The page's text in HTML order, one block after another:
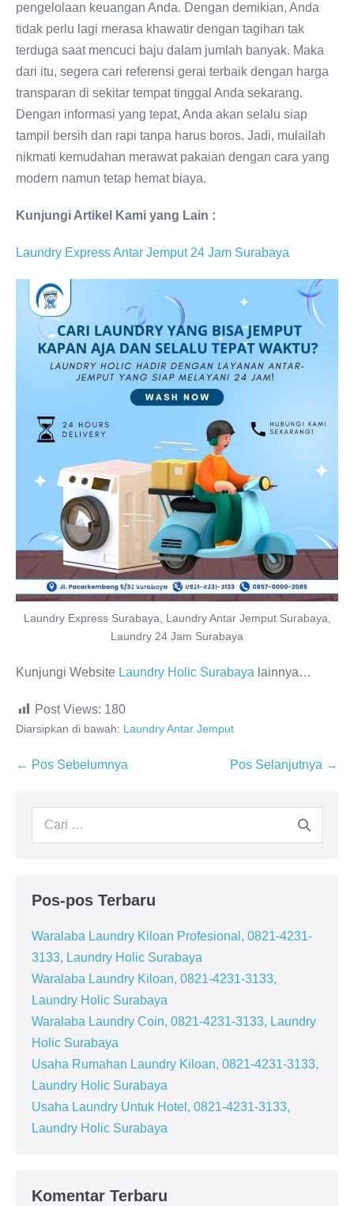
pengelolaan keuangan Anda. Dengan demikian, Anda
tidak perlu lagi merasa khawatir dengan tagihan tak
terduga saat mencuci baju dalam jumlah banyak. Maka
dari itu, segera cari referensi gerai terbaik dengan harga
transparan di sekitar tempat tinggal Anda sekarang.
Dengan informasi yang tepat, Anda akan selalu siap
tampil bersih dan rapi tanpa harus boros. Jadi, mulailah
nikmati kemudahan merawat pakaian dengan cara yang
modern namun tetap hemat biaya.
Kunjungi Artikel Kami yang Lain :
Laundry Express Antar Jemput 24 Jam Surabaya
Laundry Express Surabaya, Laundry Antar Jemput Surabaya,
Laundry 24 Jam Surabaya
Kunjungi Website Laundry Holic Surabaya lainnya…
Post Views: 180
Diarsipkan di bawah: Laundry Antar Jemput
Navigasi
← Pos Sebelumnya Pos Selanjutnya →
Pencarian
Pos-pos Terbaru
Waralaba Laundry Kiloan Profesional, 0821-4231-
3133, Laundry Holic Surabaya
Waralaba Laundry Kiloan, 0821-4231-3133,
Laundry Holic Surabaya
Waralaba Laundry Coin, 0821-4231-3133, Laundry
Holic Surabaya
Usaha Rumahan Laundry Kiloan, 0821-4231-3133,
Laundry Holic Surabaya
Usaha Laundry Untuk Hotel, 0821-4231-3133,
Laundry Holic Surabaya
Komentar Terbaru